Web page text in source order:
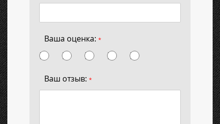
Ваша оценка: *
Ваш отзыв: *